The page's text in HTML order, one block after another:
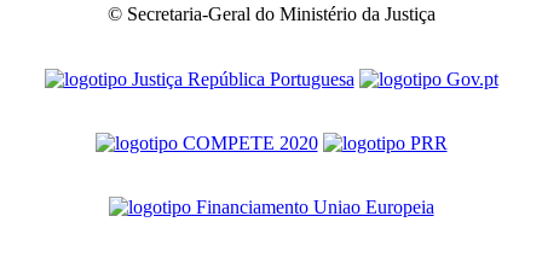
© Secretaria-Geral do Ministério da Justiça